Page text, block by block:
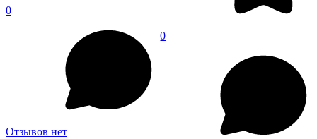
0
Отзывов нет
0